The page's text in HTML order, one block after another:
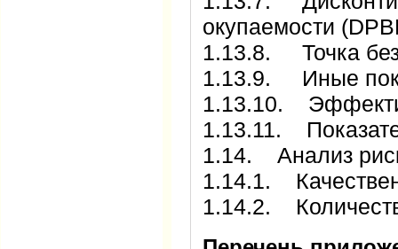
окупаемости
1.13.8. Точка
1.13.9. Иные
1.13.10.
1.13.11.
1.14. Анализ
1.14.1.
1.14.2.